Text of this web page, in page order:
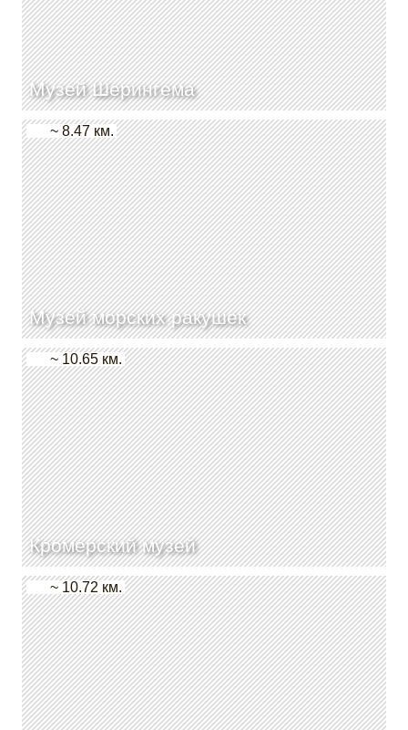
Музей Шерингема
Музей морских ракушек
~ 8.47 км.
Кромерский музей
~ 10.65 км.
~ 10.72 км.